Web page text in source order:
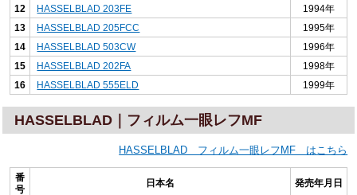
12
HASSELBLAD 203FE
1994年
13
HASSELBLAD 205FCC
1995年
14
HASSELBLAD 503CW
1996年
15
HASSELBLAD 202FA
1998年
16
HASSELBLAD 555ELD 1999年
HASSELBLAD｜フィルム一眼レフMF
HASSELBLAD フィルム一眼レフMF はこちら
番
号
日本名 発売年月日